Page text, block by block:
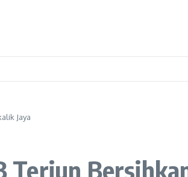
Jaya
Terjun